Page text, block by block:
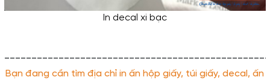
In decal xi bạc
Bạn đang cần tìm địa chỉ in ấn hộp giấy, túi giấy, decal, ấn